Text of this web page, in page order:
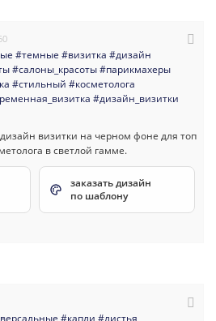
#темные #визитка #дизайн
#салоны_красоты#парикмахеры
#стильный #косметолога
#дизайн_визитки
заказать дизайн
по шаблону
#капли #листья